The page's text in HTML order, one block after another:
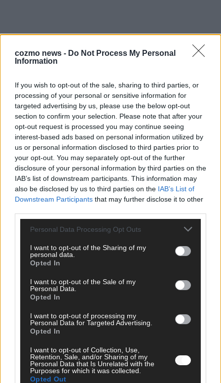
cozmo news - Do Not Process My Personal
Information
If you wish to opt-out of the sale, sharing to third parties, or
processing of your personal or sensitive information for
targeted advertising by us, please use the below opt-out
section to confirm your selection. Please note that after your
opt-out request is processed you may continue seeing
interest-based ads based on personal information utilized by
us or personal information disclosed to third parties prior to
your opt-out. You may separately opt-out of the further
disclosure of your personal information by third parties on the
IAB’s list of downstream participants. This information may
also be disclosed by us to third parties on the IAB’s List of
Downstream Participants that may further disclose it to other
Personal Data Processing Opt Outs
I want to opt-out of the Sharing of my
personal data.
Opted In
I want to opt-out of the Sale of my
Personal Data.
Opted In
I want to opt-out of processing my
Personal Data for Targeted Advertising.
Opted In
I want to opt-out of Collection, Use,
Retention, Sale, and/or Sharing of my
Personal Data that Is Unrelated with the
Purposes for which it was collected.
Opted Out